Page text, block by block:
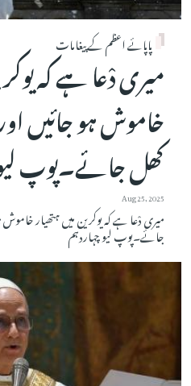
پاپائے اعظم کے پیغامات
میری دْعا ہے کہ
خاموش ہو جائیں اور
کھل جائے۔پوپ
Aug 25, 2025
میری دْعا ہے کہ یوکرین میں ہتھیار خاموش
جائے۔پوپ لیو چہاردہم